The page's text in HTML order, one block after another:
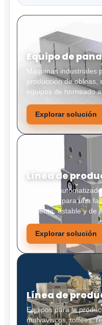
Equipo de
Máquinas industriales
producción de obleas,
equipos de horneado
Explorar solución
Línea de
Sistemas
diseñados para una
eficiente, estable y de
Explorar solución
Línea de
Equipos para la
malvaviscos, toffees,